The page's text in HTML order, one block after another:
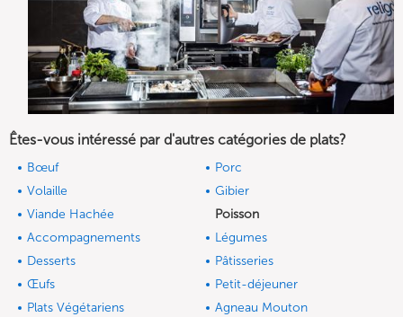
Êtes-vous intéressé par d'autres catégories de plats?
Bœuf
Porc
Volaille
Gibier
Viande Hachée
Poisson
Accompagnements
Légumes
Desserts
Pâtisseries
Œufs
Petit-déjeuner
Plats Végétariens
Agneau Mouton